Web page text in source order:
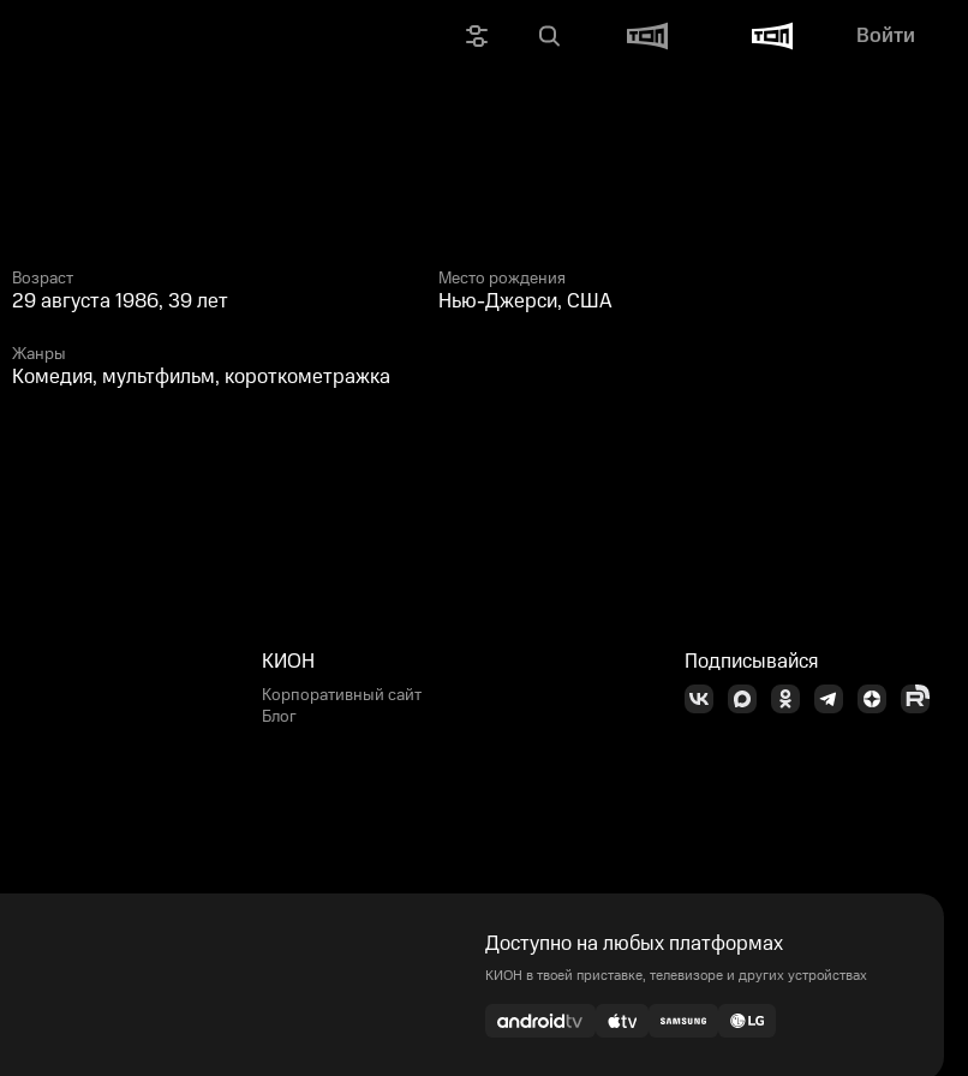
Войти
Возраст
29 августа 1986, 39 лет
Место рождения
Нью-Джерси, США
Жанры
Комедия, мультфильм, короткометражка
КИОН
Корпоративный сайт
Блог
Подписывайся
Доступно на любых платформах
КИОН в твоей приставке, телевизоре и других устройствах